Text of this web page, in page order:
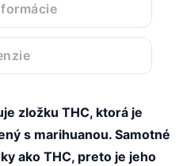
zložku THC, ktorá je
s marihuanou. Samotné
ako THC, preto je jeho